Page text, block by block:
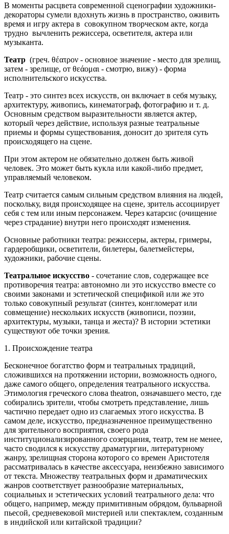
В моменты расцвета современной сценографии художники-
декораторы сумели вдохнуть жизнь в пространство, оживить
время и игру актера в совокупном творческом акте, когда
трудно вычленить режиссера, осветителя, актера или
музыканта.
Театр (греч. θέατρον - основное значение - место для зрелищ,
затем - зрелище, от θεάομαι - смотрю, вижу) - форма
исполнительского искусства.
Театр - это синтез всех искусств, он включает в себя музыку,
архитектуру, живопись, кинематограф, фотографию и т. д.
Основным средством выразительности является актер,
который через действие, используя разные театральные
приемы и формы существования, доносит до зрителя суть
происходящего на сцене.
При этом актером не обязательно должен быть живой
человек. Это может быть кукла или какой-либо предмет,
управляемый человеком.
Театр считается самым сильным средством влияния на людей,
поскольку, видя происходящее на сцене, зритель ассоциирует
себя с тем или иным персонажем. Через катарсис (очищение
через страдание) внутри него происходят изменения.
Основные работники театра: режиссеры, актеры, гримеры,
гардеробщики, осветители, билетеры, балетмейстеры,
художники, рабочие сцены.
Театральное искусство - сочетание слов, содержащее все
противоречия театра: автономно ли это искусство вместе со
своими законами и эстетической спецификой или же это
только совокупный результат (синтез, конгломерат или
совмещение) нескольких искусств (живописи, поэзии,
архитектуры, музыки, танца и жеста)? В истории эстетики
существуют обе точки зрения.
1. Происхождение театра
Бесконечное богатство форм и театральных традиций,
сложившихся на протяжении истории, возможность одного,
даже самого общего, определения театрального искусства.
Этимология греческого слова theatron, означавшего место, где
собирались зрители, чтобы смотреть представление, лишь
частично передает одно из слагаемых этого искусства. В
самом деле, искусство, предназначенное преимущественно
для зрительного восприятия, своего рода
институционализированного созерцания, театр, тем не менее,
часто сводился к искусству драматургии, литературному
жанру, зрелищная сторона которого со времен Аристотеля
рассматривалась в качестве аксессуара, неизбежно зависимого
от текста. Множеству театральных форм и драматических
жанров соответствует разнообразие материальных,
социальных и эстетических условий театрального дела: что
общего, например, между примитивным обрядом, бульварной
пьесой, средневековой мистерией или спектаклем, созданным
в индийской или китайской традиции?